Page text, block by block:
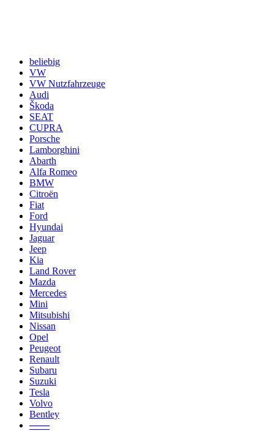
beliebig
VW
VW Nutzfahrzeuge
Audi
Škoda
SEAT
CUPRA
Porsche
Lamborghini
Abarth
Alfa Romeo
BMW
Citroën
Fiat
Ford
Hyundai
Jaguar
Jeep
Kia
Land Rover
Mazda
Mercedes
Mini
Mitsubishi
Nissan
Opel
Peugeot
Renault
Subaru
Suzuki
Tesla
Volvo
Bentley
───